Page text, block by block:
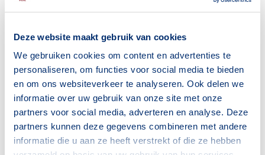
Deze website maakt gebruik van cookies
We gebruiken cookies om content en advertenties te
personaliseren, om functies voor social media te bieden
en om ons websiteverkeer te analyseren. Ook delen we
informatie over uw gebruik van onze site met onze
partners voor social media, adverteren en analyse. Deze
partners kunnen deze gegevens combineren met andere
informatie die u aan ze heeft verstrekt of die ze hebben